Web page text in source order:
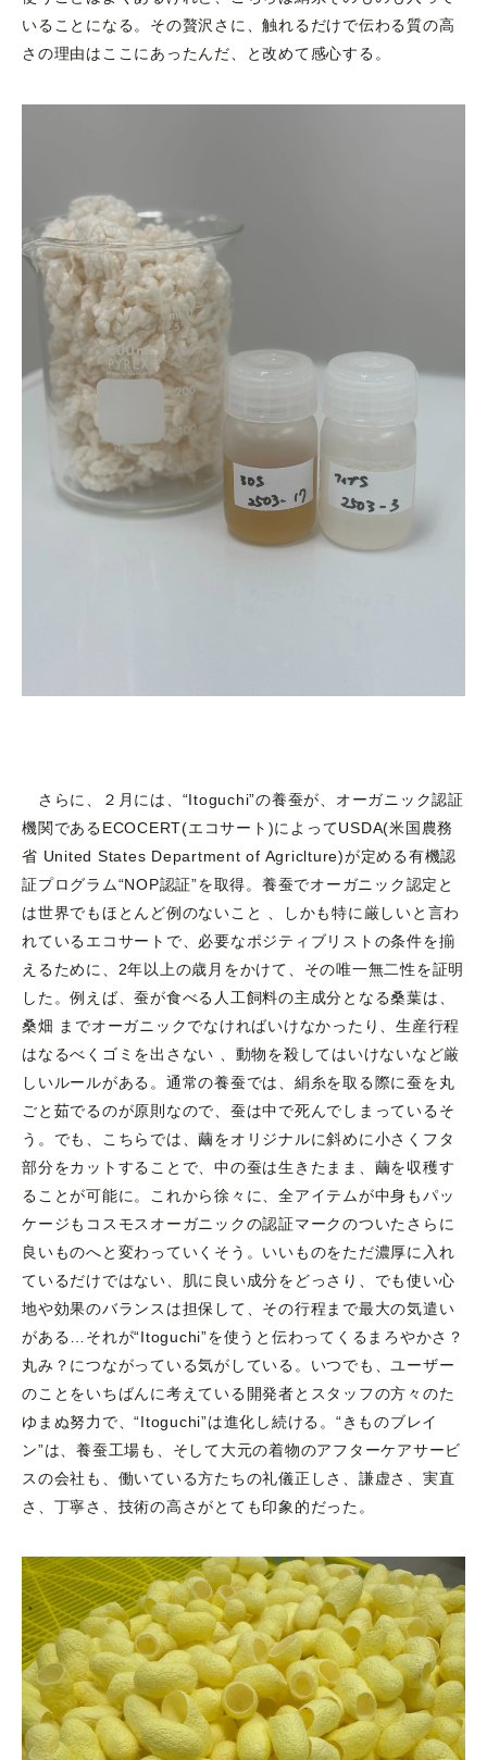
いることになる。その贅沢さに、触れるだけで伝わる質の高
さの理由はここにあったんだ、と改めて感心する。
さらに、２月には、“Itoguchi”の養蚕が、オーガニック認証
機関であるECOCERT(エコサート)によってUSDA(米国農務
省 United States Department of Agriclture)が定める有機認
証プログラム“NOP認証”を取得。養蚕でオーガニック認定と
は世界でもほとんど例のないこと 、しかも特に厳しいと言わ
れているエコサートで、必要なポジティブリストの条件を揃
えるために、2年以上の歳月をかけて、その唯一無二性を証明
した。例えば、蚕が食べる人工飼料の主成分となる桑葉は、
桑畑 までオーガニックでなければいけなかったり、生産行程
はなるべくゴミを出さない 、動物を殺してはいけないなど厳
しいルールがある。通常の養蚕では、絹糸を取る際に蚕を丸
ごと茹でるのが原則なので、蚕は中で死んでしまっているそ
う。でも、こちらでは、繭をオリジナルに斜めに小さくフタ
部分をカットすることで、中の蚕は生きたまま、繭を収穫す
ることが可能に。これから徐々に、全アイテムが中身もパッ
ケージもコスモスオーガニックの認証マークのついたさらに
良いものへと変わっていくそう。いいものをただ濃厚に入れ
ているだけではない、肌に良い成分をどっさり、でも使い心
地や効果のバランスは担保して、その行程まで最大の気遣い
がある…それが“Itoguchi”を使うと伝わってくるまろやかさ？
丸み？につながっている気がしている。いつでも、ユーザー
のことをいちばんに考えている開発者とスタッフの方々のた
ゆまぬ努力で、“Itoguchi”は進化し続ける。“きものブレイ
ン”は、養蚕工場も、そして大元の着物のアフターケアサービ
スの会社も、働いている方たちの礼儀正しさ、謙虚さ、実直
さ、丁寧さ、技術の高さがとても印象的だった。